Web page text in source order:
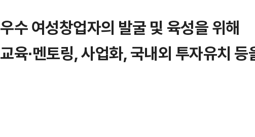
우수 여성창업자의 발굴 및 육성을 위해
교육∙멘토링, 사업화, 국내외 투자유치